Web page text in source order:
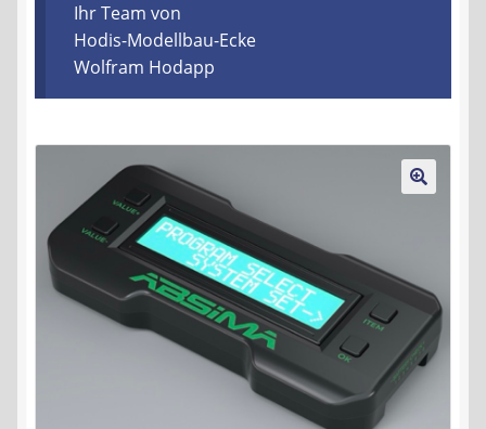
Vereine & Foren
Kontakt
AGB
Widerrufsbelehrung
Datenschutzerklärung
Impressum
Ihr Team von
Hodis-Modellbau-Ecke
Wolfram Hodapp